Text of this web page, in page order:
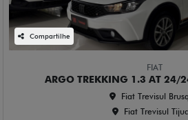
Compartilhe
FIAT
ARGO TREKKING 1.3 AT 24/
Fiat Trevisul
Fiat Trevisul